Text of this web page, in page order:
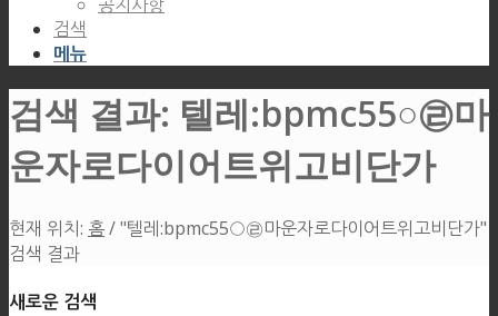
검색
메뉴
검색 결과: 텔레:bpmc55○㉣마
운자로다이어트위고비단가
현재 위치: 홈/"텔레:bpmc55○㉣마운자로다이어트위고비단가"
검색 결과
새로운 검색